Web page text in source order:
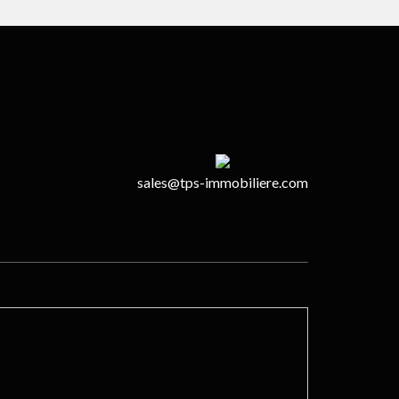
sales@tps-immobiliere.com